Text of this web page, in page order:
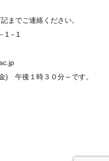
までご連絡ください。
1－1
) 午後１時３０分～です。